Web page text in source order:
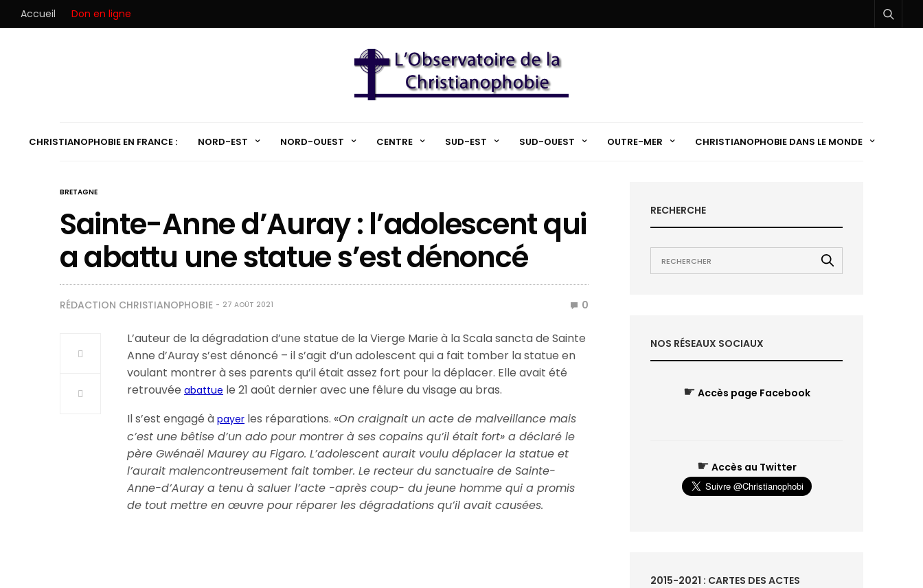
Accueil Don en ligne
CHRISTIANOPHOBIE EN FRANCE : NORD-EST NORD-OUEST CENTRE SUD-EST SUD-OUEST OUTRE-MER CHRISTIANOPHOBIE DANS LE MONDE
BRETAGNE
Sainte-Anne d’Auray : l’adolescent qui
a abattu une statue s’est dénoncé
RÉDACTION CHRISTIANOPHOBIE 27 AOÛT 2021 0
L’auteur de la dégradation d’une statue de la Vierge Marie à la Scala sancta de Sainte
Anne d’Auray s’est dénoncé – il s’agit d’un adolescent qui a fait tomber la statue en
voulant montrer à ses parents qu’il était assez fort pour la déplacer. Elle avait été
retrouvéeabattue le 21 août dernier avec une fêlure du visage au bras.
Il s’est engagé àpayer les réparations. «On craignait un acte de malveillance mais
c’est une bêtise d’un ado pour montrer à ses copains qu’il était fort» a déclaré le
père Gwénaël Maurey au Figaro. L’adolescent aurait voulu déplacer la statue et
l’aurait malencontreusement fait tomber. Le recteur du sanctuaire de Sainte-
Anne-d’Auray a tenu à saluer l’acte -après coup- du jeune homme qui a promis
de tout mettre en œuvre pour réparer les dégradations qu’il avait causées.
RECHERCHE
NOS RÉSEAUX SOCIAUX
☛ Accès page Facebook
☛ Accès au Twitter
2015-2021 : CARTES DES ACTES